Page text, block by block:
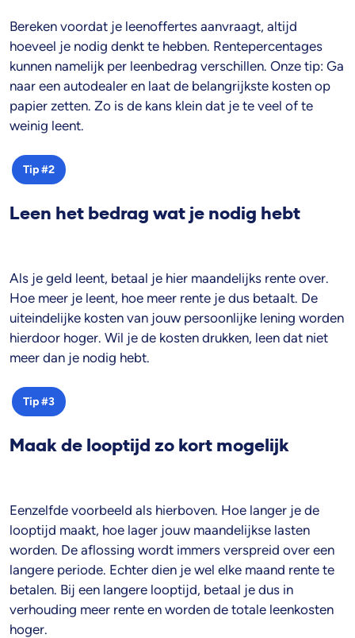
Bereken voordat je leenoffertes aanvraagt, altijd
hoeveel je nodig denkt te hebben. Rentepercentages
kunnen namelijk per leenbedrag verschillen. Onze tip: Ga
naar een autodealer en laat de belangrijkste kosten op
papier zetten. Zo is de kans klein dat je te veel of te
weinig leent.
Tip #2
Leen het bedrag wat je nodig hebt
Als je geld leent, betaal je hier maandelijks rente over.
Hoe meer je leent, hoe meer rente je dus betaalt. De
uiteindelijke kosten van jouw persoonlijke lening worden
hierdoor hoger. Wil je de kosten drukken, leen dat niet
meer dan je nodig hebt.
Tip #3
Maak de looptijd zo kort mogelijk
Eenzelfde voorbeeld als hierboven. Hoe langer je de
looptijd maakt, hoe lager jouw maandelijkse lasten
worden. De aflossing wordt immers verspreid over een
langere periode. Echter dien je wel elke maand rente te
betalen. Bij een langere looptijd, betaal je dus in
verhouding meer rente en worden de totale leenkosten
hoger.